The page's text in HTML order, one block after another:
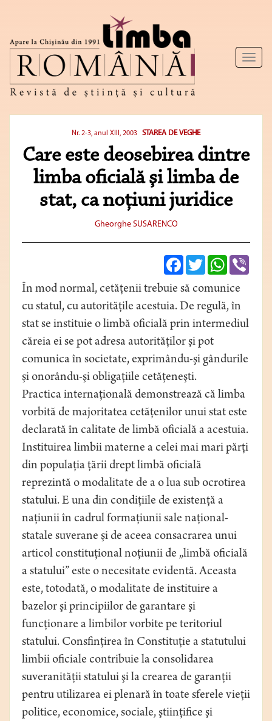
Toggle
Nr. 2-3, anul XIII, 2003 STAREA DE VEGHE
Care este deosebirea dintre
limba oficială şi limba de
stat, ca noţiuni juridice
Gheorghe SUSARENCO
FacebookTwitterWhatsApp
În mod normal, cetăţenii trebuie să comunice
cu statul, cu autorităţile acestuia. De regulă, în
stat se instituie o limbă oficială prin intermediul
căreia ei se pot adresa autorităţilor şi pot
comunica în societate, exprimându-şi gândurile
şi onorându-şi obligaţiile cetăţeneşti.
Practica internaţională demonstrează că limba
vorbită de majoritatea cetăţenilor unui stat este
declarată în calitate de limbă oficială a acestuia.
Instituirea limbii materne a celei mai mari părţi
din populaţia ţării drept limbă oficială
reprezintă o modalitate de a o lua sub ocrotirea
statului. E una din condiţiile de existenţă a
naţiunii în cadrul formaţiunii sale naţional-
statale suverane şi de aceea consacrarea unui
articol constituţional noţiunii de „limbă oficială
a statului” este o necesitate evidentă. Aceasta
este, totodată, o modalitate de instituire a
bazelor şi principiilor de garantare şi
funcţionare a limbilor vorbite pe teritoriul
statului. Consfinţirea în Constituţie a statutului
limbii oficiale contribuie la consolidarea
suveranităţii statului şi la crearea de garanţii
pentru utilizarea ei plenară în toate sferele vieţii
politice, economice, sociale, ştiinţifice şi